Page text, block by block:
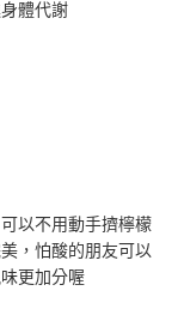
體代謝
以不用動手擠檸檬
，怕酸的朋友可以
更加分喔